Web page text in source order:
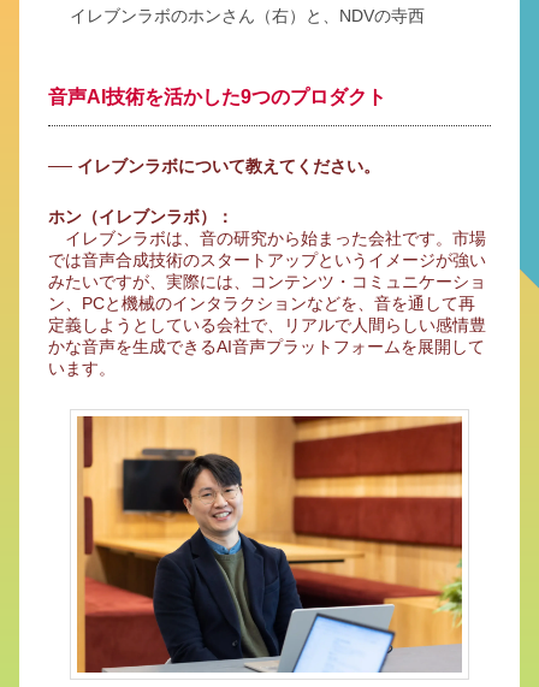
イレブンラボのホンさん（右）と、NDVの寺西
音声AI技術を活かした9つのプロダクト
── イレブンラボについて教えてください。
ホン（イレブンラボ）：
イレブンラボは、音の研究から始まった会社です。市場
では音声合成技術のスタートアップというイメージが強い
みたいですが、実際には、コンテンツ・コミュニケーショ
ン、PCと機械のインタラクションなどを、音を通して再
定義しようとしている会社で、リアルで人間らしい感情豊
かな音声を生成できるAI音声プラットフォームを展開して
います。